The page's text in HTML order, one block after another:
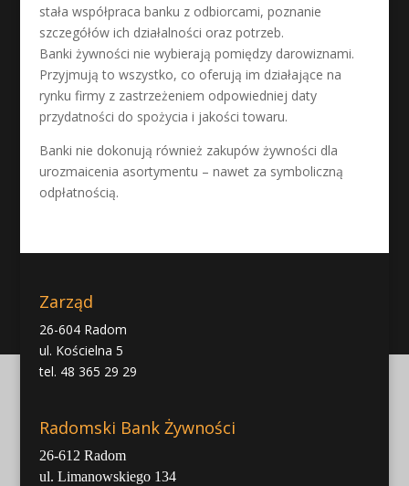
stała współpraca banku z odbiorcami, poznanie
szczegółów ich działalności oraz potrzeb.
Banki żywności nie wybierają pomiędzy darowiznami.
Przyjmują to wszystko, co oferują im działające na
rynku firmy z zastrzeżeniem odpowiedniej daty
przydatności do spożycia i jakości towaru.
Banki nie dokonują również zakupów żywności dla
urozmaicenia asortymentu – nawet za symboliczną
odpłatnością.
Zarząd
26-604 Radom
ul. Kościelna 5
tel. 48 365 29 29
Radomski Bank Żywności
26-612 Radom
ul. Limanowskiego 134